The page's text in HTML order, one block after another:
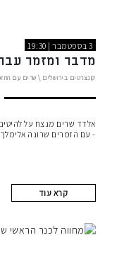
3 בספטמבר | 19:30
מדבר ומזמר
קונצרטים בירושלים \ שרים עם
אלדד שרים מנצח על
- עם הזמרים שרונה אלימלך,
קרא עוד